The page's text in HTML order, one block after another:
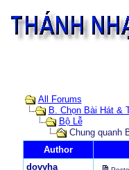
All Forums
B. Chọn Bài Hát &
Bộ Lễ
Chung quanh
Author
dovyha